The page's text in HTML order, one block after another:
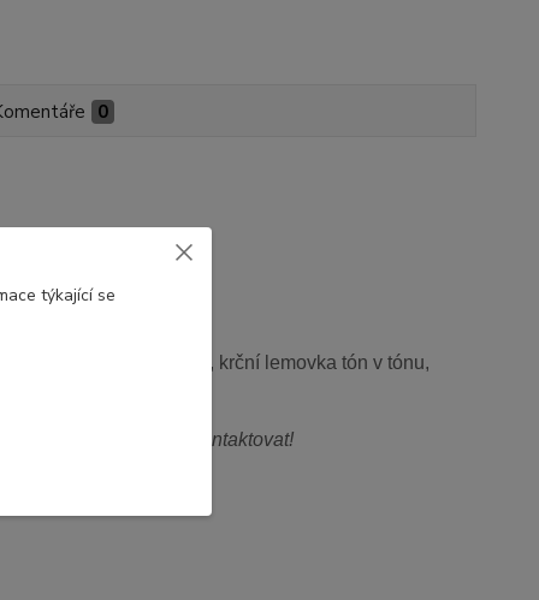
0
šev ve výstřihu, krční lemovka tón v tónu,
Neváhejte nás kontaktovat!
týkající se